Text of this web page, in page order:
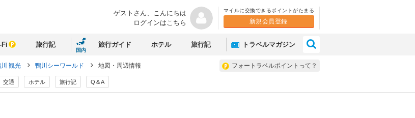
ゲストさん、 こんにちは
ログインはこちら
マイルに交換できるポイントがたまる
新規会員登録
Fi 旅行記
国内
旅行ガイド ホテル 旅行記 トラベルマガジン
フォートラベルポイントって？
観光 鴨川シーワールド 地図・周辺情報
交通 ホテル 旅行記 Q＆A